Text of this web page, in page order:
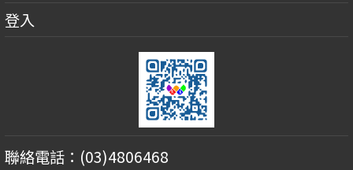
登入
聯絡電話：(03)4806468